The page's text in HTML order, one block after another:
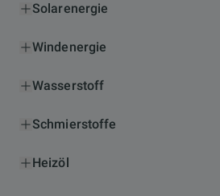
Solarenergie
Windenergie
Wasserstoff
Schmierstoffe
Heizöl